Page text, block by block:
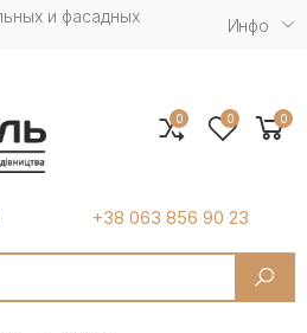
и фасадных
Инфо
menu
+38 063 856 90 23
0 0 0